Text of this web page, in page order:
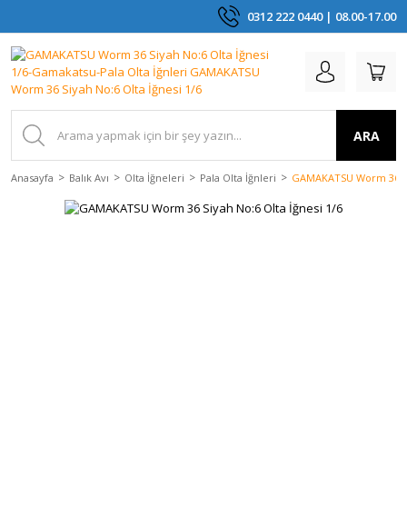
0312 222 0440 | 08.00-17.00
ARA
Anasayfa Balık Avı Olta İğneleri Pala Olta İğnleri GAMAKATSU Worm 36